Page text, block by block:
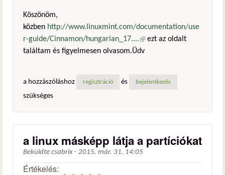
Köszönöm,
közben http://www.linuxmint.com/documentation/use
r-guide/Cinnamon/hungarian_17....(külső hivatkozás)
ezt az oldalt
találtam és figyelmesen olvasom.Üdv
a hozzászóláshoz regisztráció és bejelentkezés
szükséges
a linux másképp látja a partíciókat
Beküldte csabrix - 2015. már. 31. 14:05
Értékelés: